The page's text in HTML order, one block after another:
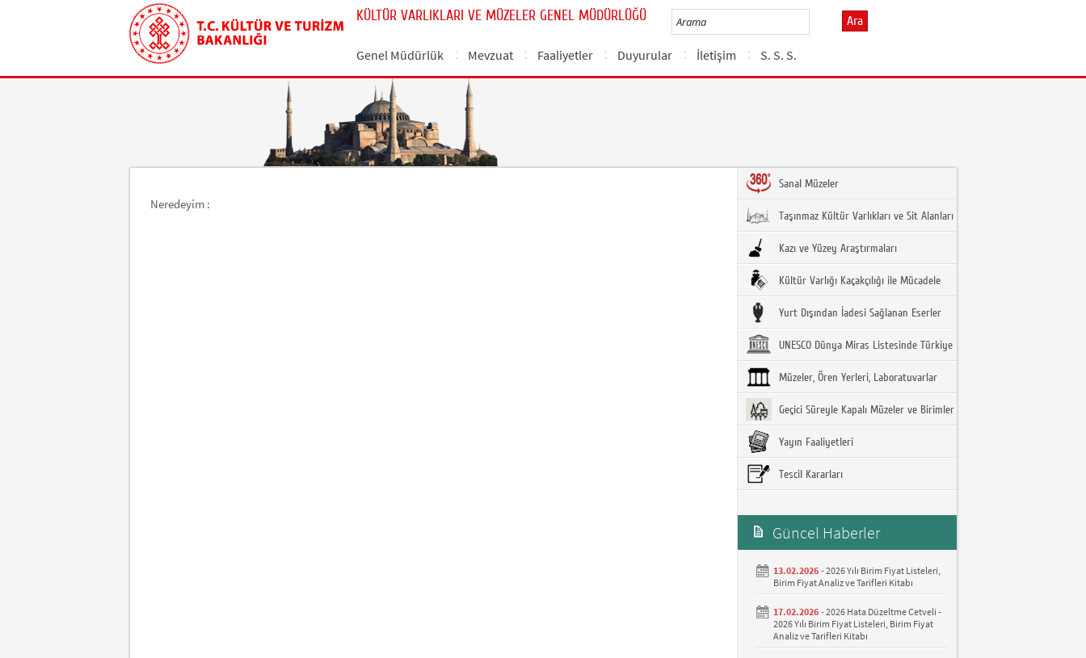
KÜLTÜR VARLIKLARI VE MÜZELER GENEL MÜDÜRLÜĞÜ Ara
Genel Müdürlük Mevzuat Faaliyetler Duyurular İletişim S. S. S.
Neredeyim :
Sanal Müzeler
Taşınmaz Kültür Varlıkları ve Sit Alanları
Kazı ve Yüzey Araştırmaları
Kültür Varlığı Kaçakçılığı ile Mücadele
Yurt Dışından İadesi Sağlanan Eserler
UNESCO Dünya Miras Listesinde Türkiye
Müzeler, Ören Yerleri, Laboratuvarlar
Geçici Süreyle Kapalı Müzeler ve Birimler
Yayın Faaliyetleri
Tescil Kararları
Güncel Haberler
13.02.2026 -2026 Yılı Birim Fiyat Listeleri,
Birim Fiyat Analiz ve Tarifleri Kitabı
17.02.2026 -2026 Hata Düzeltme Cetveli -
2026 Yılı Birim Fiyat Listeleri, Birim Fiyat
Analiz ve Tarifleri Kitabı